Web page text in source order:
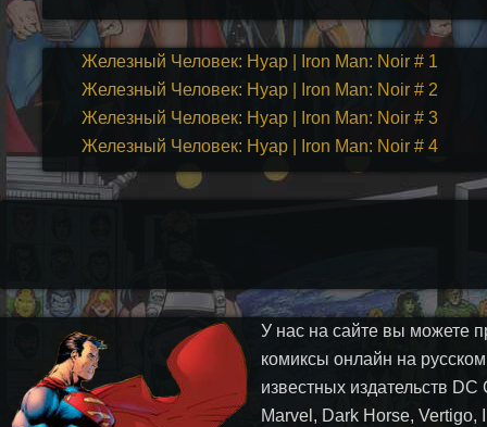
Железный Человек: Нуар | Iron Man: Noir # 1
Железный Человек: Нуар | Iron Man: Noir # 2
Железный Человек: Нуар | Iron Man: Noir # 3
Железный Человек: Нуар | Iron Man: Noir # 4
У нас на сайте вы можете
комиксы онлайн на
известных издательств DC
Marvel, Dark Horse, Vertigo,